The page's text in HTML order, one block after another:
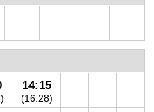
14:15
(16:28)